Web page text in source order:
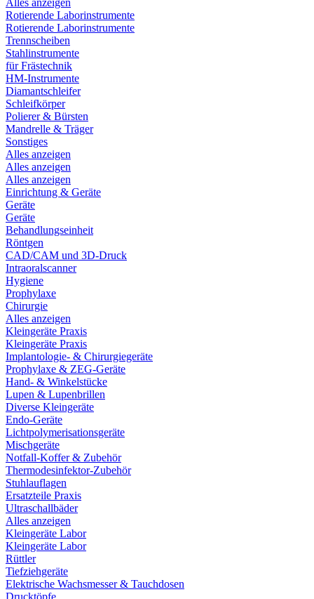
Alles anzeigen
Rotierende Laborinstrumente
Rotierende Laborinstrumente
Trennscheiben
Stahlinstrumente
für Frästechnik
HM-Instrumente
Diamantschleifer
Schleifkörper
Polierer & Bürsten
Mandrelle & Träger
Sonstiges
Alles anzeigen
Alles anzeigen
Alles anzeigen
Einrichtung & Geräte
Geräte
Geräte
Behandlungseinheit
Röntgen
CAD/CAM und 3D-Druck
Intraoralscanner
Hygiene
Prophylaxe
Chirurgie
Alles anzeigen
Kleingeräte Praxis
Kleingeräte Praxis
Implantologie- & Chirurgiegeräte
Prophylaxe & ZEG-Geräte
Hand- & Winkelstücke
Lupen & Lupenbrillen
Diverse Kleingeräte
Endo-Geräte
Lichtpolymerisationsgeräte
Mischgeräte
Notfall-Koffer & Zubehör
Thermodesinfektor-Zubehör
Stuhlauflagen
Ersatzteile Praxis
Ultraschallbäder
Alles anzeigen
Kleingeräte Labor
Kleingeräte Labor
Rüttler
Tiefziehgeräte
Elektrische Wachsmesser & Tauchdosen
Drucktöpfe